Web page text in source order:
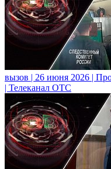
вызов | 26 июня 2026 |
| Телеканал ОТС